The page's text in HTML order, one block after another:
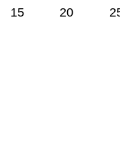
15 20 25